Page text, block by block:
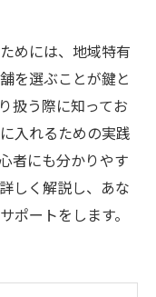
めには、地域特有
を選ぶことが鍵と
扱う際に知ってお
入れるための実践
者にも分かりやす
しく解説し、あな
ポートをします。